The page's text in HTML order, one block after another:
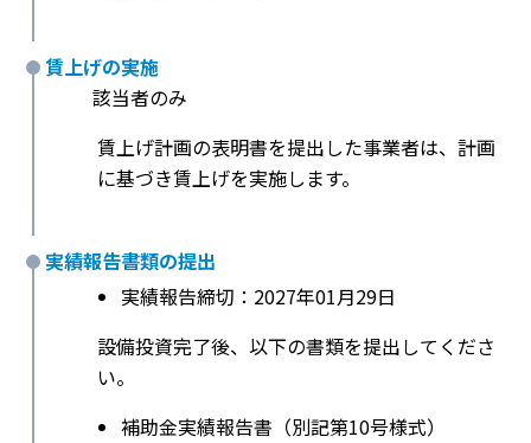
賃上げの実施
該当者のみ
賃上げ計画の表明書を提出した事業者は、計画
に基づき賃上げを実施します。
実績報告書類の提出
実績報告締切：2027年01月29日
設備投資完了後、以下の書類を提出してくださ
い。
補助金実績報告書（別記第10号様式）